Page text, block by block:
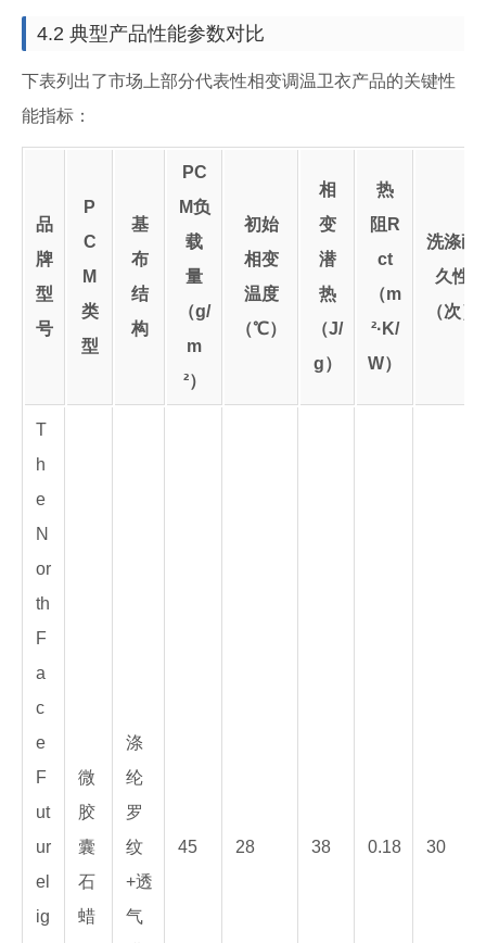
4.2 典型产品性能参数对比
下表列出了市场上部分代表性相变调温卫衣产品的关键性
能指标：
品
牌
型
号
P
C
M
类
型
基
布
结
构
PC
M负
载
量
（g/
m
²）
初始
相变
温度
（℃）
相
变
潜
热
（J/
g）
热
阻R
ct
（m
²·K/
W）
洗涤耐
久性
（次）
T
h
e
N
or
th
F
a
c
e
F
ut
ur
el
ig
微
胶
囊
石
蜡
涤
纶
罗
纹
+透
气
45 28 38 0.18 30